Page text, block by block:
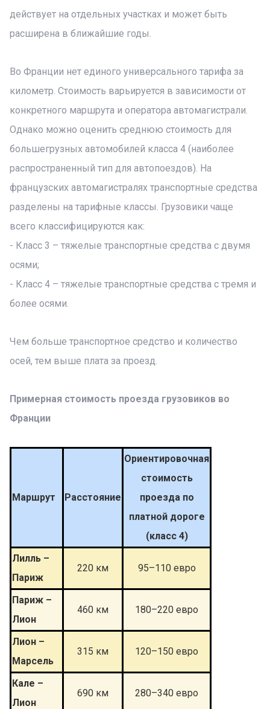
действует на отдельных участках и может быть
расширена в ближайшие годы.
Во Франции нет единого универсального тарифа за
километр. Стоимость варьируется в зависимости от
конкретного маршрута и оператора автомагистрали.
Однако можно оценить среднюю стоимость для
большегрузных автомобилей класса 4 (наиболее
распространенный тип для автопоездов). На
французских автомагистралях транспортные средства
разделены на тарифные классы. Грузовики чаще
всего классифицируются как:
- Класс 3 – тяжелые транспортные средства с двумя
осями;
- Класс 4 – тяжелые транспортные средства с тремя и
более осями.
Чем больше транспортное средство и количество
осей, тем выше плата за проезд.
Примерная стоимость проезда грузовиков во
Франции
Маршрут Расстояние
Ориентировочная
стоимость
проезда по
платной дороге
(класс 4)
Лилль –
Париж
220 км 95–110 евро
Париж –
Лион
460 км 180–220 евро
Лион –
Марсель
315 км 120–150 евро
Кале –
Лион
690 км 280–340 евро